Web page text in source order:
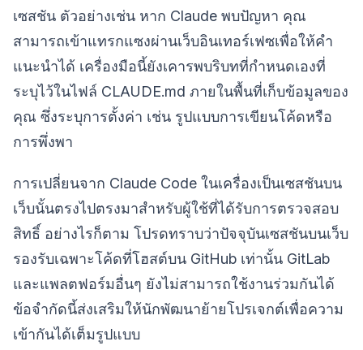
เซสชัน ตัวอย่างเช่น หาก Claude พบปัญหา คุณ
สามารถเข้าแทรกแซงผ่านเว็บอินเทอร์เฟซเพื่อให้คำ
แนะนำได้ เครื่องมือนี้ยังเคารพบริบทที่กำหนดเองที่
ระบุไว้ในไฟล์ CLAUDE.md ภายในพื้นที่เก็บข้อมูลของ
คุณ ซึ่งระบุการตั้งค่า เช่น รูปแบบการเขียนโค้ดหรือ
การพึ่งพา
การเปลี่ยนจาก Claude Code ในเครื่องเป็นเซสชันบน
เว็บนั้นตรงไปตรงมาสำหรับผู้ใช้ที่ได้รับการตรวจสอบ
สิทธิ์ อย่างไรก็ตาม โปรดทราบว่าปัจจุบันเซสชันบนเว็บ
รองรับเฉพาะโค้ดที่โฮสต์บน GitHub เท่านั้น GitLab
และแพลตฟอร์มอื่นๆ ยังไม่สามารถใช้งานร่วมกันได้
ข้อจำกัดนี้ส่งเสริมให้นักพัฒนาย้ายโปรเจกต์เพื่อความ
เข้ากันได้เต็มรูปแบบ